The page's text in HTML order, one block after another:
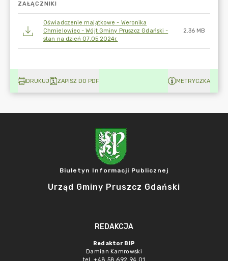
ZAŁĄCZNIKI
Oświadczenie majątkowe - Weronika
Chmielowiec - Wójt Gminy Pruszcz Gdański -
stan na dzień 07.05.2024r.
2.36 MB
DRUKUJ ZAPISZ DO PDF METRYCZKA
Biuletyn Informacji Publicznej
Urząd Gminy Pruszcz Gdański
REDAKCJA
Redaktor BIP
Damian Kamrowski